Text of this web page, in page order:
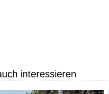
interessieren